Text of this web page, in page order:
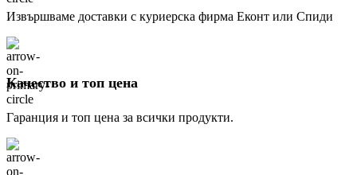
Извършваме доставки с куриерска фирма Еконт или Спиди
Качество и топ цена
Гаранция и топ цена за всички продукти.